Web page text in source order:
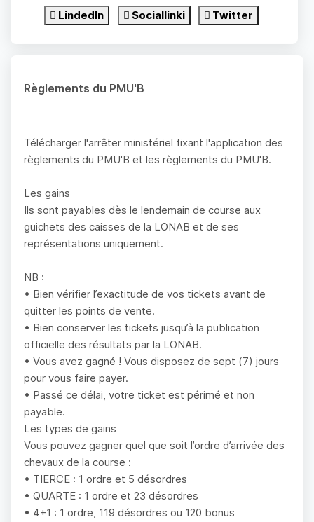
LindedIn Sociallinki Twitter
Règlements du PMU'B
Télécharger l'arrêter ministériel fixant l'application des
règlements du PMU'B et les règlements du PMU'B.
Les gains
Ils sont payables dès le lendemain de course aux
guichets des caisses de la LONAB et de ses
représentations uniquement.
NB :
• Bien vérifier l’exactitude de vos tickets avant de
quitter les points de vente.
• Bien conserver les tickets jusqu’à la publication
officielle des résultats par la LONAB.
• Vous avez gagné ! Vous disposez de sept (7) jours
pour vous faire payer.
• Passé ce délai, votre ticket est périmé et non
payable.
Les types de gains
Vous pouvez gagner quel que soit l’ordre d’arrivée des
chevaux de la course :
• TIERCE : 1 ordre et 5 désordres
• QUARTE : 1 ordre et 23 désordres
• 4+1 : 1 ordre, 119 désordres ou 120 bonus